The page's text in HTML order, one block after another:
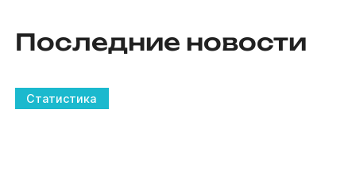
Последние новости
Статистика